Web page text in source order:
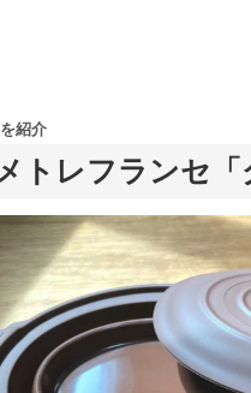
トレフランセ
紹介